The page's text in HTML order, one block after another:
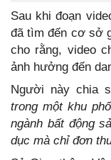
Sau khi đoạn
đã tìm đến cơ sở
cho rằng, video
ảnh hưởng đến
Người này chia
trong một khu
ngành bất động
dục mà chỉ đơn